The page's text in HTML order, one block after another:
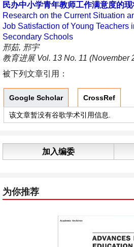
民办中小学青年教师工作满意度的
Research on the Current Situation
Job Satisfaction of Young Teachers
Secondary Schools
邢茹, 邢宇
教育进展 Vol. 13 No. 11 (November
被下列文章引用：
Google Scholar CrossRef
该文章暂没有谷歌学术引用信息.
加入编委
为你推荐